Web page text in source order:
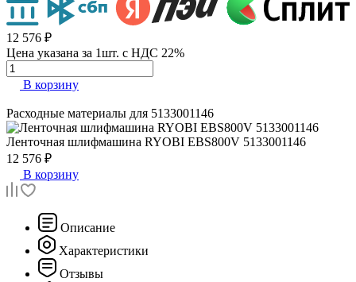
12 576 ₽
Цена указана за 1шт. с НДС 22%
В корзину
Расходные материалы для 5133001146
Ленточная шлифмашина RYOBI EBS800V 5133001146
12 576 ₽
В корзину
Описание
Характеристики
Отзывы